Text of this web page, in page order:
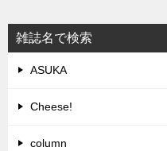
雑誌名で検索
ASUKA
Cheese!
column